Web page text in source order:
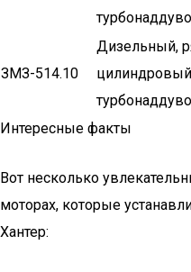
ЗМЗ-514.10
Дизельный,
Интересные факты
Вот несколько
моторах, которые
Хантер: